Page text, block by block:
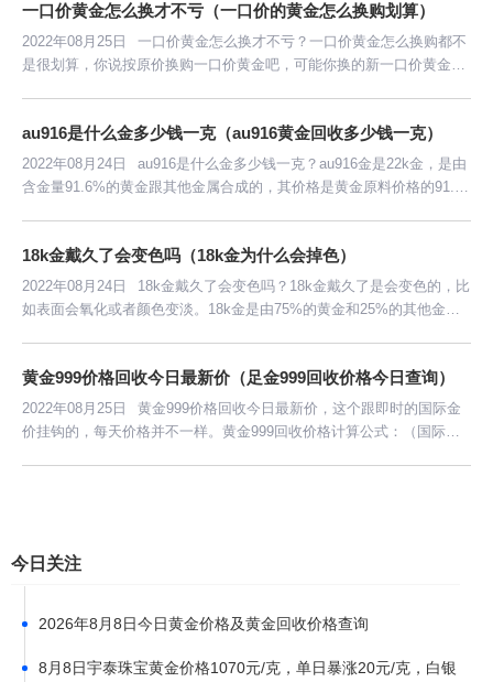
一口价黄金怎么换才不亏（一口价的黄金怎么换购划算）
2022年08月25日
一口价黄金怎么换才不亏？一口价黄金怎么换购都不
是很划算，你说按原价换购一口价黄金吧，可能你换的新一口价黄金克
au916是什么金多少钱一克（au916黄金回收多少钱一克）
2022年08月24日
au916是什么金多少钱一克？au916金是22k金，是由
含金量91.6%的黄金跟其他金属合成的，其价格是黄金原料价格的91.
18k金戴久了会变色吗（18k金为什么会掉色）
2022年08月24日
18k金戴久了会变色吗？18k金戴久了是会变色的，比
如表面会氧化或者颜色变淡。18k金是由75%的黄金和25%的其他金属
黄金999价格回收今日最新价（足金999回收价格今日查询）
2022年08月25日
黄金999价格回收今日最新价，这个跟即时的国际金
价挂钩的，每天价格并不一样。黄金999回收价格计算公式：（国际金
今日关注
2026年8月8日今日黄金价格及黄金回收价格查询
8月8日宇泰珠宝黄金价格1070元/克，单日暴涨20元/克，白银